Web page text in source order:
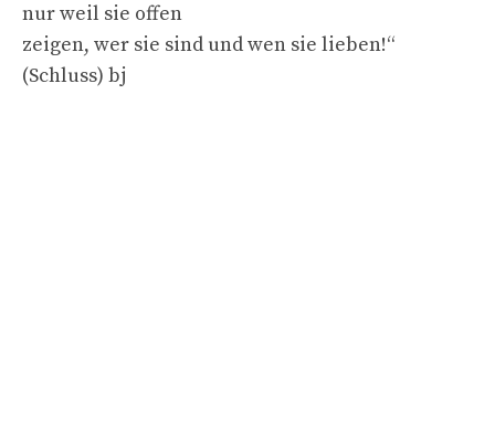
nur weil sie offen
zeigen, wer sie sind und wen sie lieben!“
(Schluss) bj